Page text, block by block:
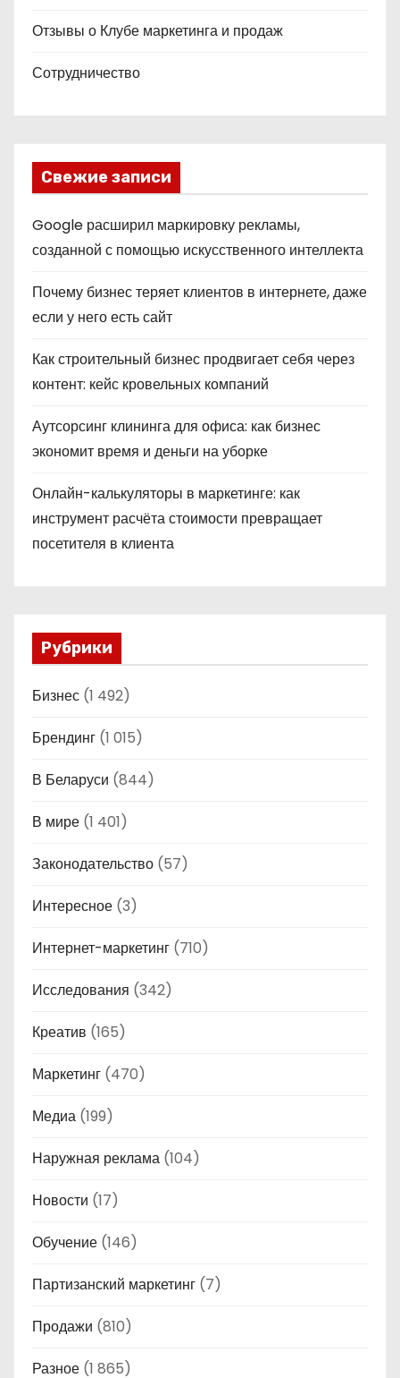
Отзывы о Клубе маркетинга и продаж
Сотрудничество
Свежие записи
Google расширил маркировку рекламы,
созданной с помощью искусственного интеллекта
Почему бизнес теряет клиентов в интернете, даже
если у него есть сайт
Как строительный бизнес продвигает себя через
контент: кейс кровельных компаний
Аутсорсинг клининга для офиса: как бизнес
экономит время и деньги на уборке
Онлайн-калькуляторы в маркетинге: как
инструмент расчёта стоимости превращает
посетителя в клиента
Рубрики
Бизнес (1 492)
Брендинг (1 015)
В Беларуси (844)
В мире (1 401)
Законодательство (57)
Интересное (3)
Интернет-маркетинг (710)
Исследования (342)
Креатив (165)
Маркетинг (470)
Медиа (199)
Наружная реклама (104)
Новости (17)
Обучение (146)
Партизанский маркетинг (7)
Продажи (810)
Разное (1 865)